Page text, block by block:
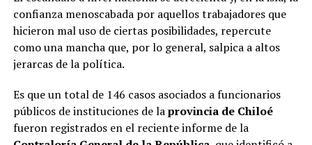
confianza menoscabada por aquellos trabajadores que
hicieron mal uso de ciertas posibilidades, repercute
como una mancha que, por lo general, salpica a altos
jerarcas de la política.
Es que un total de 146 casos asociados a funcionarios
públicos de instituciones de laprovincia de Chiloé
fueron registrados en el reciente informe de la